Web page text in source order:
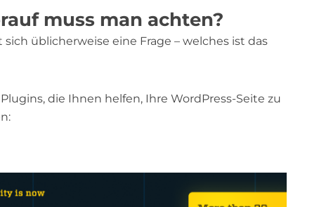
muss man achten?
üblicherweise eine Frage – welches ist das
die Ihnen helfen, Ihre WordPress-Seite zu